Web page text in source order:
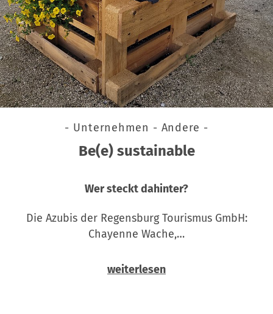
- Unternehmen - Andere -
Be(e) sustainable
Wer steckt dahinter?
Die Azubis der Regensburg Tourismus GmbH:
Chayenne Wache,…
weiterlesen